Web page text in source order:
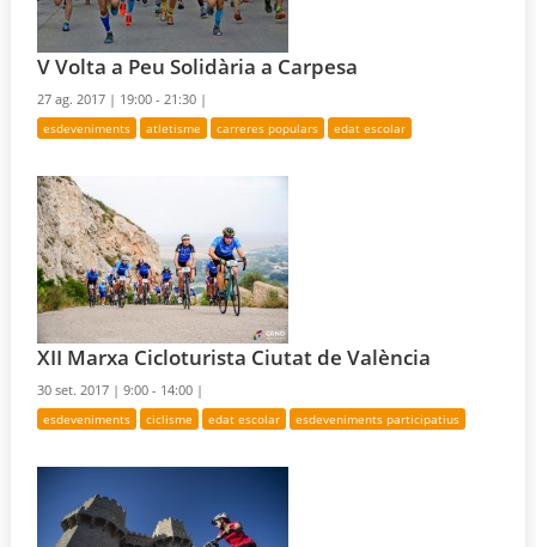
V Volta a Peu Solidària a Carpesa
27 ag. 2017 | 19:00 - 21:30 |
esdeveniments atletisme carreres populars edat escolar
XII Marxa Cicloturista Ciutat de València
30 set. 2017 |9:00 - 14:00 |
esdeveniments ciclisme edat escolar esdeveniments participatius